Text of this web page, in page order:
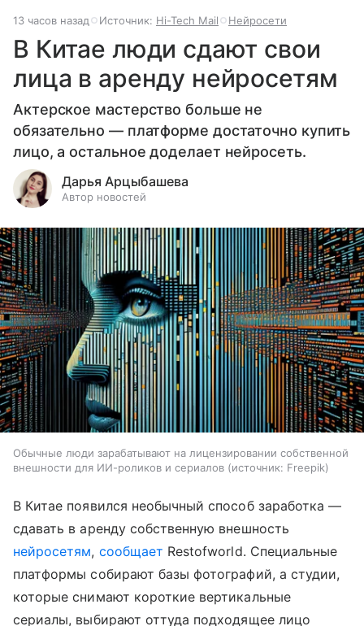
13 часов назад Источник: Hi-Tech Mail Нейросети
В Китае люди сдают свои
лица в аренду нейросетям
Актерское мастерство больше не
обязательно — платформе достаточно купить
лицо, а остальное доделает нейросеть.
Дарья Арцыбашева
Автор новостей
Обычные люди зарабатывают на лицензировании собственной
внешности для ИИ-роликов и сериалов
источник: Freepik
В Китае появился необычный способ заработка —
сдавать в аренду собственную внешность
нейросетям, сообщает Restofworld. Специальные
платформы собирают базы фотографий, а студии,
которые снимают короткие вертикальные
сериалы, выбирают оттуда подходящее лицо